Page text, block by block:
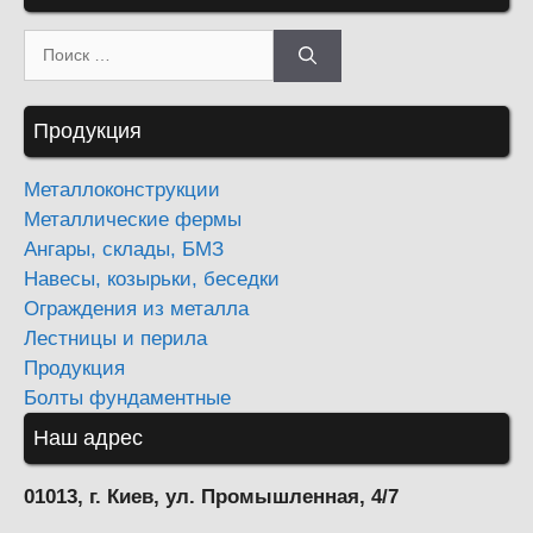
Поиск:
Продукция
Металлоконструкции
Металлические фермы
Ангары, склады, БМЗ
Навесы, козырьки, беседки
Ограждения из металла
Лестницы и перила
Продукция
Болты фундаментные
Наш адрес
01013, г. Киев, ул. Промышленная, 4/7